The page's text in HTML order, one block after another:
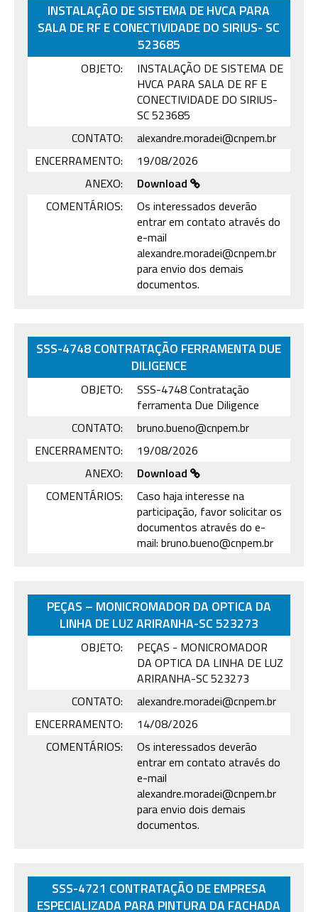
INSTALAÇÃO DE SISTEMA DE HVCA PARA
SALA DE RF E CONECTIVIDADE DO SIRIUS- SC
523685
OBJETO:
INSTALAÇÃO DE SISTEMA DE
HVCA PARA SALA DE RF E
CONECTIVIDADE DO SIRIUS-
SC 523685
CONTATO:
alexandre.moradei@cnpem.br
ENCERRAMENTO:
19/08/2026
ANEXO:
Download
COMENTÁRIOS:
Os interessados deverão
entrar em contato através do
e-mail
alexandre.moradei@cnpem.br
para envio dos demais
documentos.
SSS-4748 CONTRATAÇÃO FERRAMENTA DUE
DILIGENCE
OBJETO:
SSS-4748 Contratação
ferramenta Due Diligence
CONTATO:
bruno.bueno@cnpem.br
ENCERRAMENTO:
19/08/2026
ANEXO:
Download
COMENTÁRIOS:
Caso haja interesse na
participação, favor solicitar os
documentos através do e-
mail: bruno.bueno@cnpem.br
PEÇAS – MONICROMADOR DA OPTICA DA
LINHA DE LUZ ARIRANHA-SC 523273
OBJETO:
PEÇAS - MONICROMADOR
DA OPTICA DA LINHA DE LUZ
ARIRANHA-SC 523273
CONTATO:
alexandre.moradei@cnpem.br
ENCERRAMENTO:
14/08/2026
COMENTÁRIOS:
Os interessados deverão
entrar em contato através do
e-mail
alexandre.moradei@cnpem.br
para envio dois demais
documentos.
SSS-4721 CONTRATAÇÃO DE EMPRESA
ESPECIALIZADA PARA PINTURA DA FACHADA